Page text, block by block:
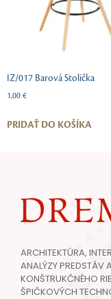
IZ/017 Barová Stolička
1,00 €
PRIDAŤ DO KOŠÍKA
ARCHITEKTÚRA,
ANALÝZY PREDSTÁV
KONŠTRUKČNÉHO
ŠPIČKOVÝCH